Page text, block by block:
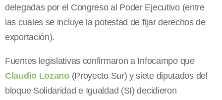
delegadas por el Congreso al Poder Ejecutivo (entre
las cuales se incluye la potestad de fijar derechos de
exportación).
Fuentes legislativas confirmaron a Infocampo que
Claudio Lozano (Proyecto Sur) y siete diputados del
bloque Solidaridad e Igualdad (SI) decidieron